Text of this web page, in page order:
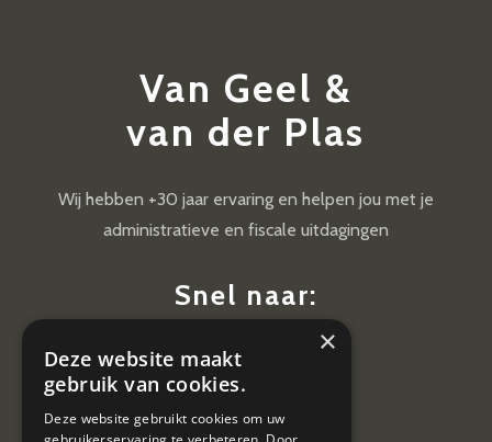
Van Geel &
van der Plas
Wij hebben +30 jaar ervaring en helpen jou met je
administratieve en fiscale uitdagingen
Snel naar:
Diensten
×
Deze website maakt
gebruik van cookies.
Deze website gebruikt cookies om uw